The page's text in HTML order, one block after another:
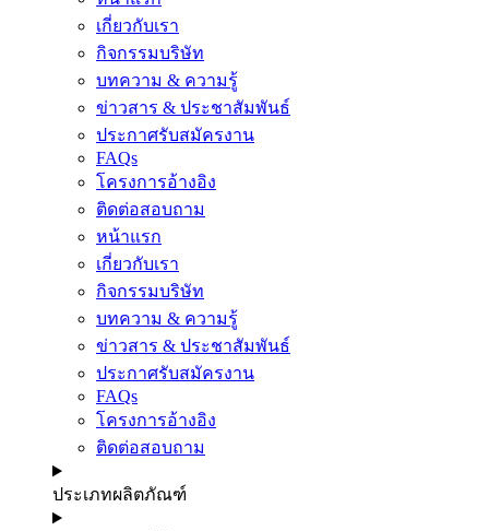
เกี่ยวกับเรา
กิจกรรมบริษัท
บทความ & ความรู้
ข่าวสาร & ประชาสัมพันธ์
ประกาศรับสมัครงาน
FAQs
โครงการอ้างอิง
ติดต่อสอบถาม
หน้าแรก
เกี่ยวกับเรา
กิจกรรมบริษัท
บทความ & ความรู้
ข่าวสาร & ประชาสัมพันธ์
ประกาศรับสมัครงาน
FAQs
โครงการอ้างอิง
ติดต่อสอบถาม
ประเภทผลิตภัณฑ์